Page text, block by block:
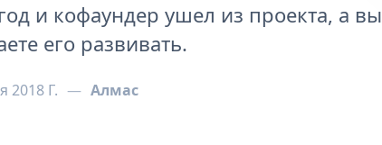
и кофаундер ушел из проекта, а вы
его развивать.
2018 Г. — Алмас